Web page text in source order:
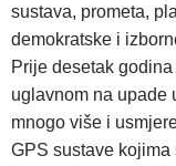
sustava, prometa,
demokratske i
Prije desetak
uglavnom na upade
mnogo više i
GPS sustave